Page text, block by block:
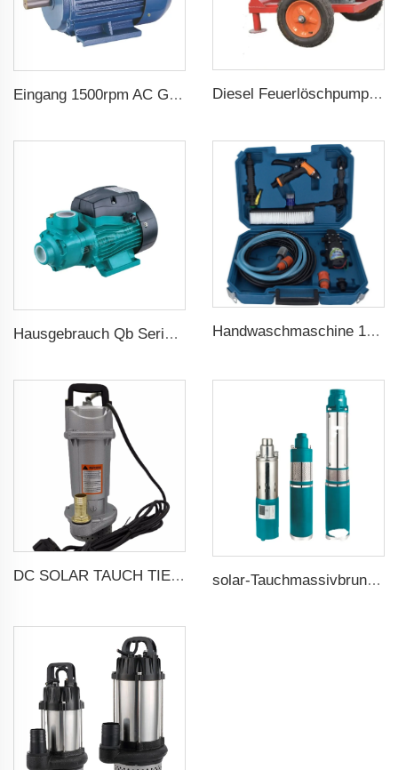
Eingang 1500rpm AC Gleichstrommotor 3-phasig 2.2kw 3hp Ausgang Dreiphasgenerator für Wechselstromgenerator Diesel Feuerlöschpumpe für landwirtschaftliche Bewässerung
Hausgebrauch Qb Serie Randpumpe 0.37kw 0.5ps Qb60 Elektrische Wirbelpumpe Preis Handwaschmaschine 12V tragbar Hochdruck Autowaschmaschinenpumpe
DC SOLAR TAUCH TIEFENBRUNNENWASSERPUMP solar-Tauchmassivbrunnenpumpen